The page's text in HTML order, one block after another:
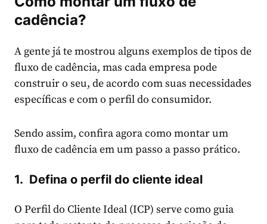
cadência?
A gente já te mostrou alguns exemplos de tipos de
fluxo de cadência, mas cada empresa pode
construir o seu, de acordo com suas necessidades
específicas e com o perfil do consumidor.
Sendo assim, confira agora como montar um
fluxo de cadência em um passo a passo prático.
1. Defina o perfil do cliente ideal
O Perfil do Cliente Ideal (ICP) serve como guia